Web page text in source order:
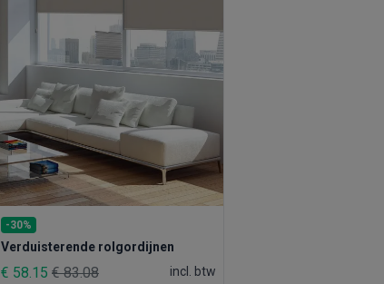
-30%
Verduisterende rolgordijnen
€ 58.15 € 83.08 incl. btw